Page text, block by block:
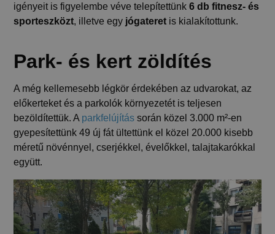
igényeit is figyelembe véve telepítettünk6 db fitnesz- és
sporteszközt, illetve egy jógateret is kialakítottunk.
Park- és kert zöldítés
A még kellemesebb légkör érdekében az udvarokat, az
előkerteket és a parkolók környezetét is teljesen
bezöldítettük. A parkfelújítás során közel 3.000 m²-en
gyepesítettünk 49 új fát ültettünk el közel 20.000 kisebb
méretű növénnyel, cserjékkel, évelőkkel, talajtakarókkal
együtt.